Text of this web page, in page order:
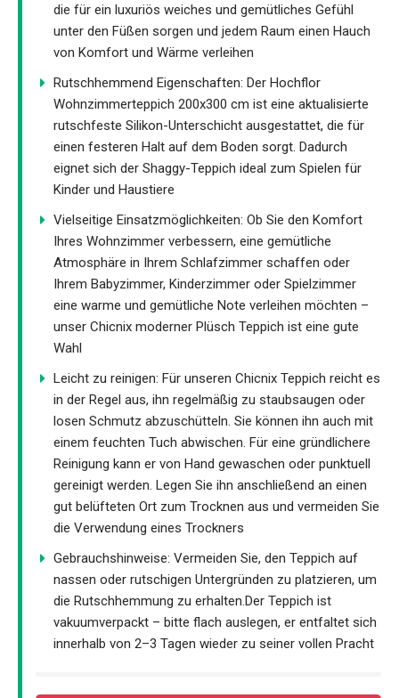
die für ein luxuriös weiches und gemütliches Gefühl
unter den Füßen sorgen und jedem Raum einen Hauch
von Komfort und Wärme verleihen
Rutschhemmend Eigenschaften: Der Hochflor
Wohnzimmerteppich 200x300 cm ist eine aktualisierte
rutschfeste Silikon-Unterschicht ausgestattet, die für
einen festeren Halt auf dem Boden sorgt. Dadurch
eignet sich der Shaggy-Teppich ideal zum Spielen für
Kinder und Haustiere
Vielseitige Einsatzmöglichkeiten: Ob Sie den Komfort
Ihres Wohnzimmer verbessern, eine gemütliche
Atmosphäre in Ihrem Schlafzimmer schaffen oder
Ihrem Babyzimmer, Kinderzimmer oder Spielzimmer
eine warme und gemütliche Note verleihen möchten –
unser Chicnix moderner Plüsch Teppich ist eine gute
Wahl
Leicht zu reinigen: Für unseren Chicnix Teppich reicht es
in der Regel aus, ihn regelmäßig zu staubsaugen oder
losen Schmutz abzuschütteln. Sie können ihn auch mit
einem feuchten Tuch abwischen. Für eine gründlichere
Reinigung kann er von Hand gewaschen oder punktuell
gereinigt werden. Legen Sie ihn anschließend an einen
gut belüfteten Ort zum Trocknen aus und vermeiden Sie
die Verwendung eines Trockners
Gebrauchshinweise: Vermeiden Sie, den Teppich auf
nassen oder rutschigen Untergründen zu platzieren, um
die Rutschhemmung zu erhalten.Der Teppich ist
vakuumverpackt – bitte flach auslegen, er entfaltet sich
innerhalb von 2–3 Tagen wieder zu seiner vollen Pracht